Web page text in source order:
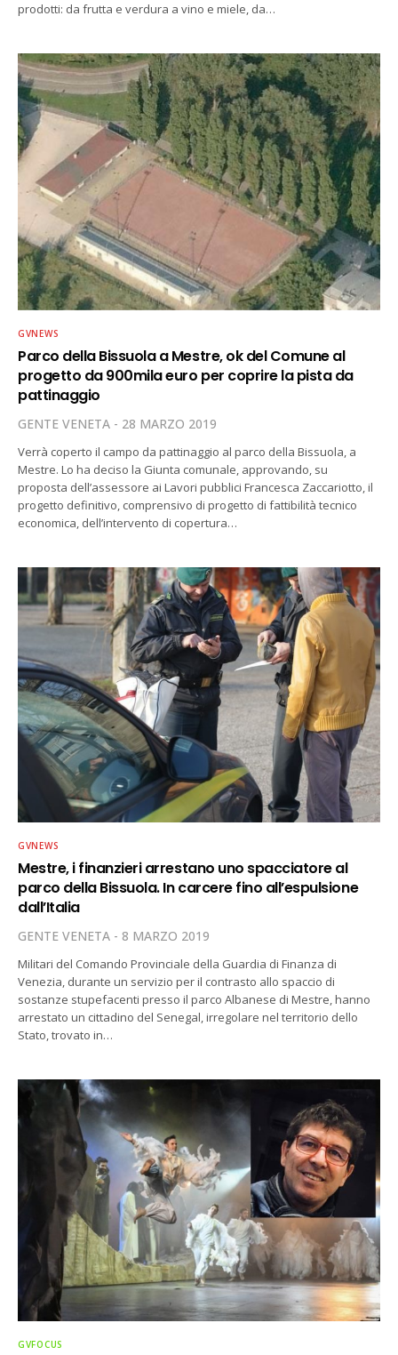
prodotti: da frutta e verdura a vino e miele, da…
GVNEWS
Parco della Bissuola a Mestre, ok del Comune al
progetto da 900mila euro per coprire la pista da
pattinaggio
GENTE VENETA 28 MARZO 2019
Verrà coperto il campo da pattinaggio al parco della Bissuola, a
Mestre. Lo ha deciso la Giunta comunale, approvando, su
proposta dell’assessore ai Lavori pubblici Francesca Zaccariotto, il
progetto definitivo, comprensivo di progetto di fattibilità tecnico
economica, dell’intervento di copertura…
GVNEWS
Mestre, i finanzieri arrestano uno spacciatore al
parco della Bissuola. In carcere fino all’espulsione
dall’Italia
GENTE VENETA 8 MARZO 2019
Militari del Comando Provinciale della Guardia di Finanza di
Venezia, durante un servizio per il contrasto allo spaccio di
sostanze stupefacenti presso il parco Albanese di Mestre, hanno
arrestato un cittadino del Senegal, irregolare nel territorio dello
Stato, trovato in…
GVFOCUS